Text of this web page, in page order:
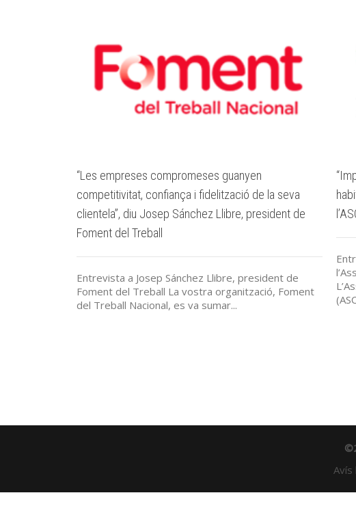
“Les empreses compromeses guanyen
competitivitat, confiança i fidelització de la seva
clientela”, diu Josep Sánchez Llibre, president de
Foment del Treball
Entrevista a Josep Sánchez Llibre, president de
Foment del Treball La vostra organització, Foment
del Treball Nacional, es va sumar...
Avís